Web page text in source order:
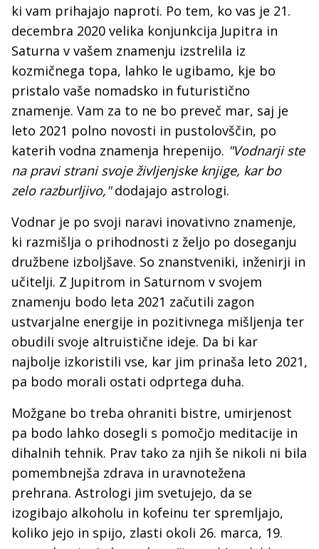
ki vam prihajajo naproti. Po tem, ko vas je 21.
decembra 2020 velika konjunkcija Jupitra in
Saturna v vašem znamenju izstrelila iz
kozmičnega topa, lahko le ugibamo, kje bo
pristalo vaše nomadsko in futuristično
znamenje. Vam za to ne bo preveč mar, saj je
leto 2021 polno novosti in pustolovščin, po
katerih vodna znamenja hrepenijo. "Vodnarji ste
na pravi strani svoje življenjske knjige, kar bo
zelo razburljivo,"dodajajo astrologi.
Vodnar je po svoji naravi inovativno znamenje,
ki razmišlja o prihodnosti z željo po doseganju
družbene izboljšave. So znanstveniki, inženirji in
učitelji. Z Jupitrom in Saturnom v svojem
znamenju bodo leta 2021 začutili zagon
ustvarjalne energije in pozitivnega mišljenja ter
obudili svoje altruistične ideje. Da bi kar
najbolje izkoristili vse, kar jim prinaša leto 2021,
pa bodo morali ostati odprtega duha.
Možgane bo treba ohraniti bistre, umirjenost
pa bodo lahko dosegli s pomočjo meditacije in
dihalnih tehnik. Prav tako za njih še nikoli ni bila
pomembnejša zdrava in uravnotežena
prehrana. Astrologi jim svetujejo, da se
izogibajo alkoholu in kofeinu ter spremljajo,
koliko jejo in spijo, zlasti okoli 26. marca, 19.